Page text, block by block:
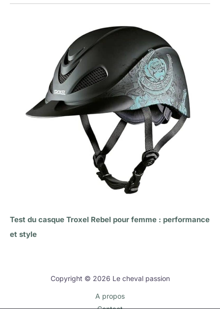
Test du casque Troxel Rebel pour femme : performance
et style
Copyright © 2026 Le cheval passion
A propos